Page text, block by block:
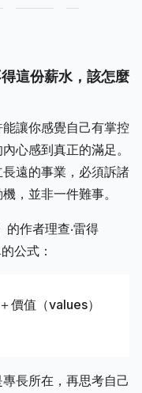
這份薪水，該怎麼
讓你感覺自己有掌控
心感到真正的滿足。
遠的事業，必須訴諸
，並非一件難事。
的作者理查‧雷得
公式：
價值（values）
長所在，再思考自己